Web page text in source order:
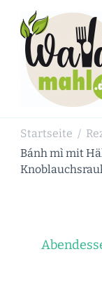
Startseite /
Bánh mì mit